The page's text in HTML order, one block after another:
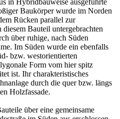
in Hybridbauweise ausgeführte
Baukörper wurde im Norden
Rücken parallel zur
Bauteil untergebrachten
über ruhige, nach Süden
Im Süden wurde ein ebenfalls
bzw. westorientierten
Form vom hier spitz
ist. Ihr charakteristisches
durch die quer bzw. längs
Holzfassade.
über eine gemeinsame